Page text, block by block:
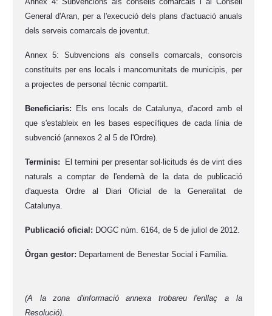
General d'Aran, per a l'execució dels plans d'actuació anuals
dels serveis comarcals de joventut.
Annex 5: Subvencions als consells comarcals, consorcis
constituïts per ens locals i mancomunitats de municipis, per
a projectes de personal tècnic compartit.
Beneficiaris:
Els ens locals de Catalunya, d'acord amb el
que s'estableix en les bases específiques de cada línia de
subvenció (annexos 2 al 5 de l'Ordre).
Terminis: El termini per presentar sol·licitudsés de vint dies
naturals a comptar de l'endemà de la data de publicació
d'aquesta Ordre al Diari Oficial de la Generalitat de
Catalunya.
Publicació oficial: DOGC núm. 6164, de 5 de juliol de 2012.
Òrgan gestor: Departament de Benestar Social i Família.
(A la zona d'informació annexa trobareu l'enllaç a la
Resolució).